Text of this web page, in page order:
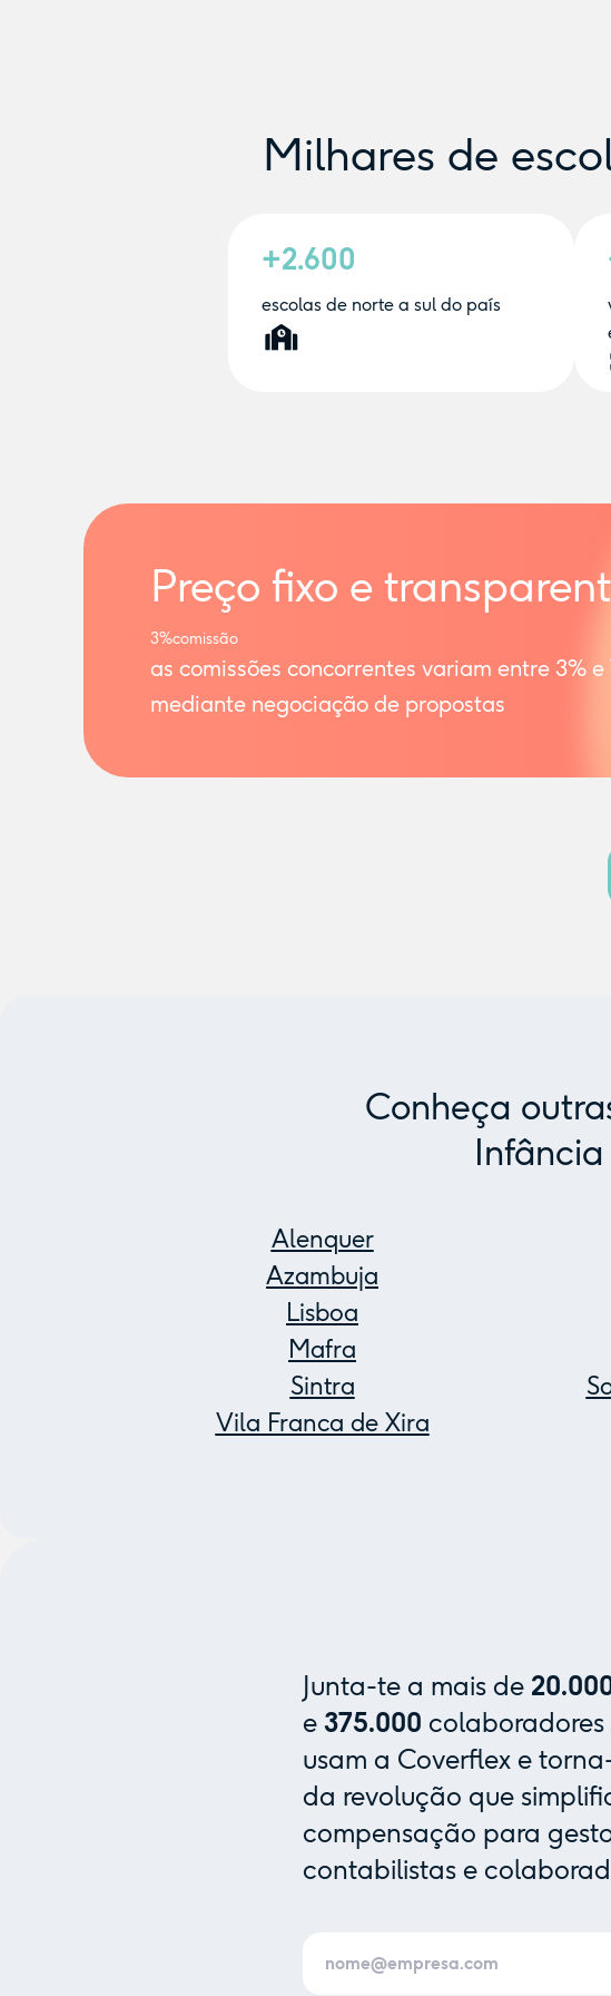
Milhares de
+2.600
escolas de norte a sul do país
Preço fixo e
3%comissão
as comissões concorrentes variam entre 3% e
mediante negociação de propostas
Conheça
Alenquer
Azambuja
Lisboa
Mafra
Sintra
Vila Franca de Xira
Junta-te a mais de
e 375.000 colaboradores
usam a Coverflex e
da revolução que
compensação para
contabilistas e